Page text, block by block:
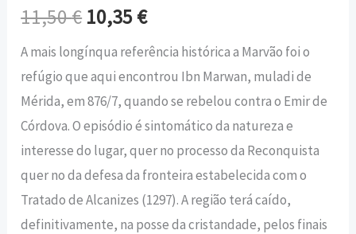
11,50€ 10,35€
A mais longínqua referência histórica a Marvão foi o
refúgio que aqui encontrou Ibn Marwan, muladi de
Mérida, em 876/7, quando se rebelou contra o Emir de
Córdova. O episódio é sintomático da natureza e
interesse do lugar, quer no processo da Reconquista
quer no da defesa da fronteira estabelecida com o
Tratado de Alcanizes (1297). A região terá caído,
definitivamente, na posse da cristandade, pelos finais